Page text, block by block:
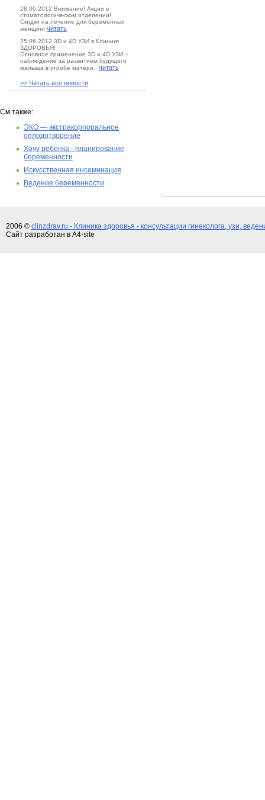
28.06.2012 Внимание! Акции в
стоматологическом отделении!
Скидки на лечение для беременных
женщин! читать
25.06.2012 3D и 4D УЗИ в Клинике
ЗДОРОВЬЯ!
Основное применение 3D и 4D УЗИ –
наблюдение за развитием будущего
малыша в утробе матери. читать
>> Читать все новости
См.также:
ЭКО — экстракорпоральное
оплодотворение
Хочу ребёнка - планирование
беременности
Искусственная инсеминация
Ведение беременности
2006 © clinzdrav.ru - Клиника здоровья - консультации гинеколога, узи,
Сайт разработан в A4-site